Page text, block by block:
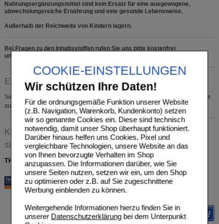
COOKIE-EINSTELLUNGEN
Wir schützen Ihre Daten!
Für die ordnungsgemäße Funktion unserer Website
(z.B. Navigation, Warenkorb, Kundenkonto) setzen
wir so genannte Cookies ein. Diese sind technisch
notwendig, damit unser Shop überhaupt funktioniert.
Darüber hinaus helfen uns Cookies, Pixel und
vergleichbare Technologien, unsere Website an das
von Ihnen bevorzugte Verhalten im Shop
anzupassen. Die Informationen darüber, wie Sie
unsere Seiten nutzen, setzen wir ein, um den Shop
zu optimieren oder z.B. auf Sie zugeschnittene
Werbung einblenden zu können.
Weitergehende Informationen hierzu finden Sie in
unserer Datenschutzerklärungbei dem Unterpunkt
Nahrungsergänzungsmittel sind kein Ersatz für eine ausgewogene,
abwechslungsreiche Ernährung und eine gesunde Lebensweise.
Außerhalb der Reichweite von Kindern lagern.
Bei Fragen zu den Inhaltsstoffen rufen Sie uns bitte kostenfrei
unter 0800 - 588 95 60 an.
Einkaufsliste auswählen
Sie müssen
um den ausgewählten Artikel in eine Einkaufsliste
aufzunehmen.
Kunden, die dieses Produkt gekauft haben, haben
sich ebenfalls für folgende Artikel entschieden
THOMAPYRIN INTENSIV Tabletten
A. Nattermann & Cie GmbH
00624605
20St Tabletten
AVP***
Unser Preis*
Sie sparen
Details